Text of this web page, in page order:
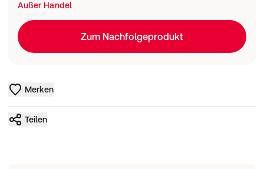
Außer Handel
Zum Nachfolgeprodukt
Merken
Teilen